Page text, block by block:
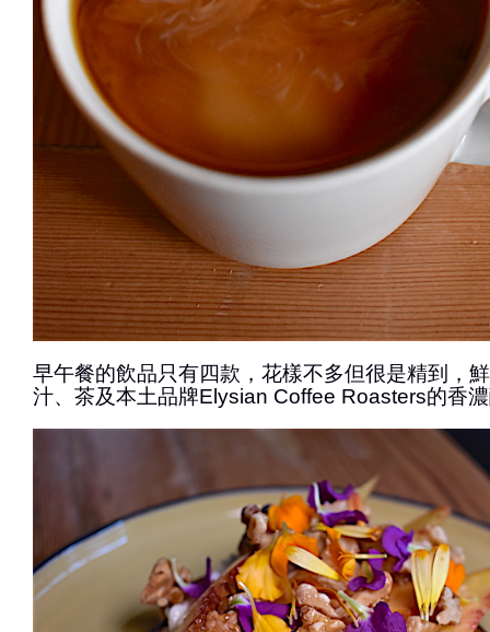
早午餐的飲品只有四款，花樣不多但很是精到，
汁、茶及本土品牌Elysian Coffee Roasters的香